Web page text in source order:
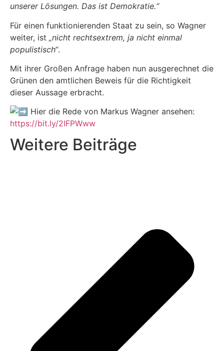
unserer Lösungen. Das ist Demokratie.“
Für einen funktionierenden Staat zu sein, so Wagner
weiter, ist „nicht rechtsextrem, ja nicht einmal
populistisch“.
Mit ihrer Großen Anfrage haben nun ausgerechnet die
Grünen den amtlichen Beweis für die Richtigkeit
dieser Aussage erbracht.
Hier die Rede von Markus Wagner ansehen:
https://bit.ly/2IFPWww
Weitere Beiträge